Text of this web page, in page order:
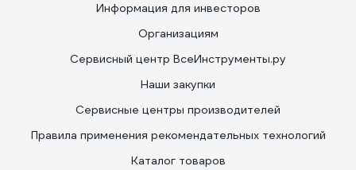
Информация для инвесторов
Организациям
Сервисный центр ВсеИнструменты.ру
Наши закупки
Сервисные центры производителей
Правила применения рекомендательных технологий
Каталог товаров